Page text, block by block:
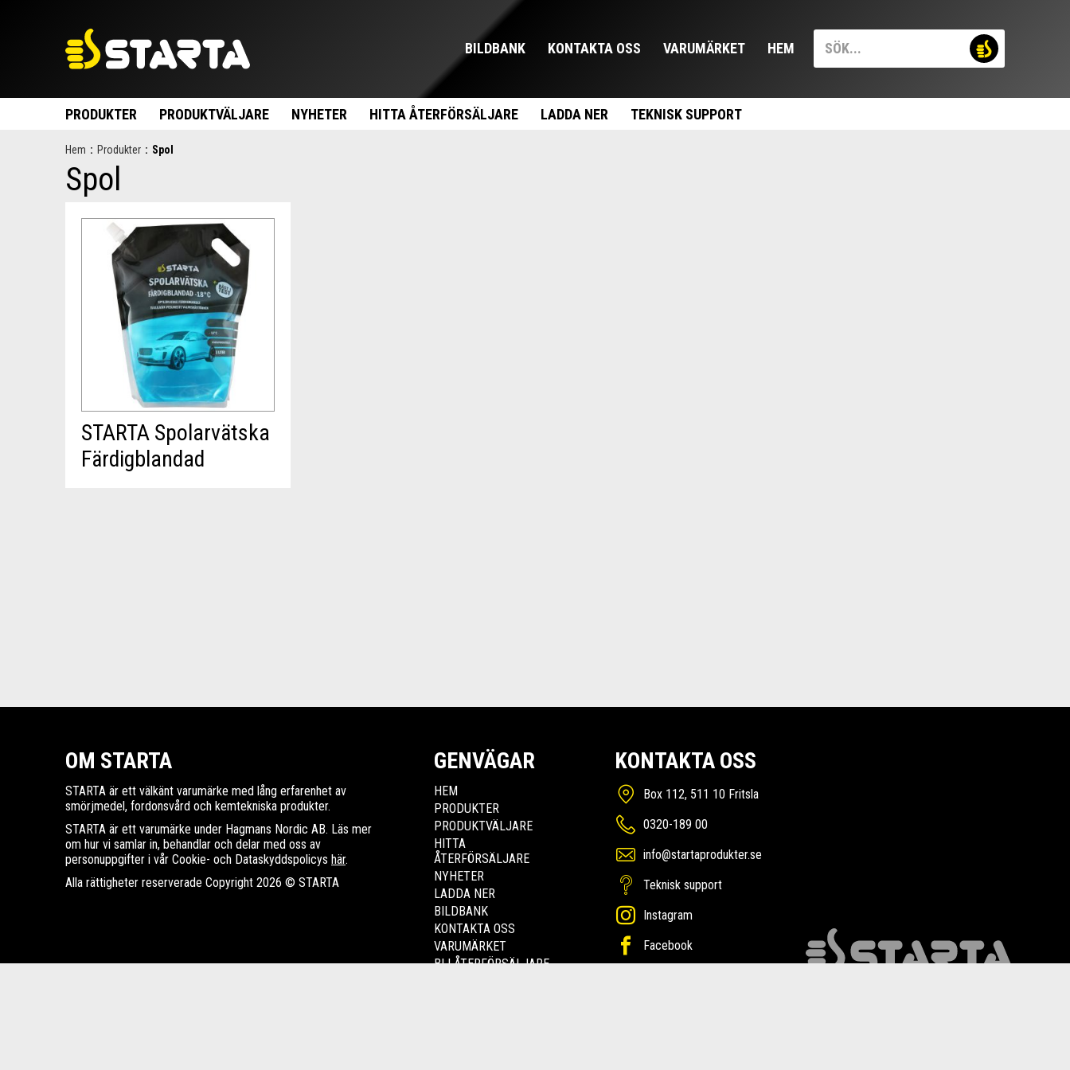
BILDBANK KONTAKTA OSS VARUMÄRKET HEM
PRODUKTER PRODUKTVÄLJARE NYHETER HITTA ÅTERFÖRSÄLJARE LADDA NER TEKNISK SUPPORT
Hem : Produkter : Spol
Spol
STARTA Spolarvätska
Färdigblandad
OM STARTA
STARTA är ett välkänt varumärke med lång erfarenhet av
smörjmedel, fordonsvård och kemtekniska produkter.
STARTA är ett varumärke under Hagmans Nordic AB. Läs mer
om hur vi samlar in, behandlar och delar med oss av
personuppgifter i vår Cookie- och Dataskyddspolicys här.
Alla rättigheter reserverade Copyright 2026 © STARTA
GENVÄGAR
HEM
PRODUKTER
PRODUKTVÄLJARE
HITTA
ÅTERFÖRSÄLJARE
NYHETER
LADDA NER
BILDBANK
KONTAKTA OSS
VARUMÄRKET
BLI ÅTERFÖRSÄLJARE
KONTAKTA OSS
Box 112, 511 10 Fritsla
0320-189 00
info@startaprodukter.se
Teknisk support
Instagram
Facebook